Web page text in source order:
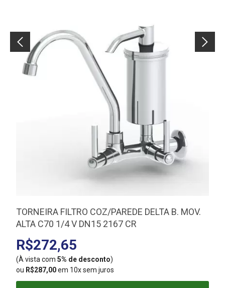
TORNEIRA FILTRO COZ/PAREDE DELTA B. MOV.
ALTA C70 1/4 V DN15 2167 CR
R$272,65
(À vista com 5% de desconto)
ou R$287,00em 10x sem juros